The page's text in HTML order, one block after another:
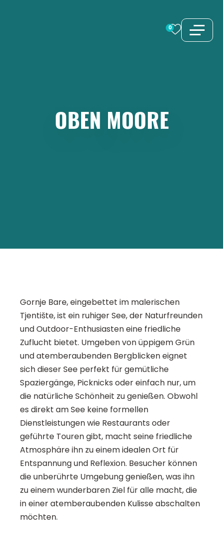
0
OBEN MOORE
Gornje Bare, eingebettet im malerischen
Tjentište, ist ein ruhiger See, der Naturfreunden
und Outdoor-Enthusiasten eine friedliche
Zuflucht bietet. Umgeben von üppigem Grün
und atemberaubenden Bergblicken eignet
sich dieser See perfekt für gemütliche
Spaziergänge, Picknicks oder einfach nur, um
die natürliche Schönheit zu genießen. Obwohl
es direkt am See keine formellen
Dienstleistungen wie Restaurants oder
geführte Touren gibt, macht seine friedliche
Atmosphäre ihn zu einem idealen Ort für
Entspannung und Reflexion. Besucher können
die unberührte Umgebung genießen, was ihn
zu einem wunderbaren Ziel für alle macht, die
in einer atemberaubenden Kulisse abschalten
möchten.